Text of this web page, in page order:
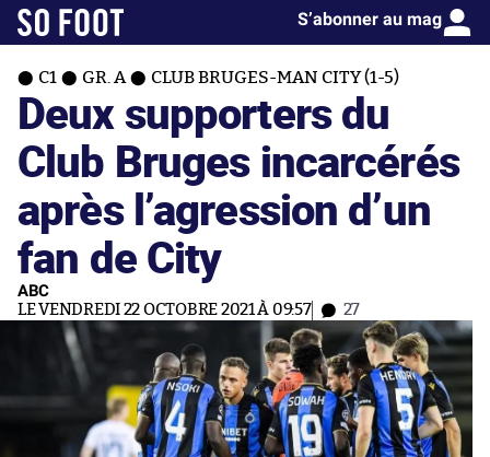
S’abonner au mag
C1 GR. A CLUB BRUGES-MAN CITY (1-5)
Deux supporters du
Club Bruges incarcérés
après l’agression d’un
fan de City
ABC
LE VENDREDI 22 OCTOBRE 2021 À 09:57 27